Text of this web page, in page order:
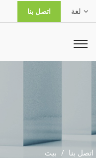
لغة اتصل بنا
بيت اتصل بنا